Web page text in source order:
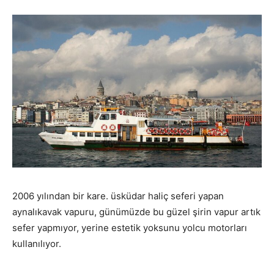
2006 yılından bir kare. üsküdar haliç seferi yapan
aynalıkavak vapuru, günümüzde bu güzel şirin vapur artık
sefer yapmıyor, yerine estetik yoksunu yolcu motorları
kullanılıyor.